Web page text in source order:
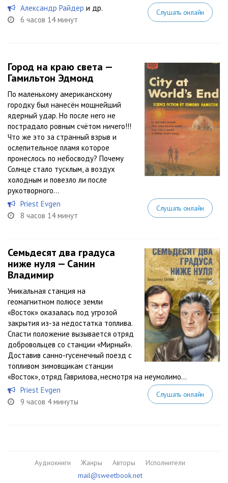
Александр Райдер и др.
6 часов 14 минут
Слушать онлайн
Город на краю света —
Гамильтон Эдмонд
По маленькому американскому
городку был нанесён мощнейший
ядерный удар. Но после него не
пострадало ровным счётом ничего!!!
Что же это за странный взрыв и
ослепительное пламя которое
пронеслось по небосводу? Почему
Солнце стало тусклым, а воздух
холодным и повезло ли после
рукотворного...
Priest Evgen
8 часов 14 минут
Слушать онлайн
Семьдесят два градуса
ниже нуля — Санин
Владимир
Уникальная станция на
геомагнитном полюсе земли
«Восток» оказалась под угрозой
закрытия из-за недостатка топлива.
Спасти положение вызывается отряд
добровольцев со станции «Мирный».
Доставив санно-гусенечный поезд с
топливом зимовщикам станции
«Восток», отряд Гаврилова, несмотря на неумолимо...
Priest Evgen
9 часов 4 минуты
Слушать онлайн
Аудиокниги Жанры Авторы
Исполнители
mail@sweetbook.net